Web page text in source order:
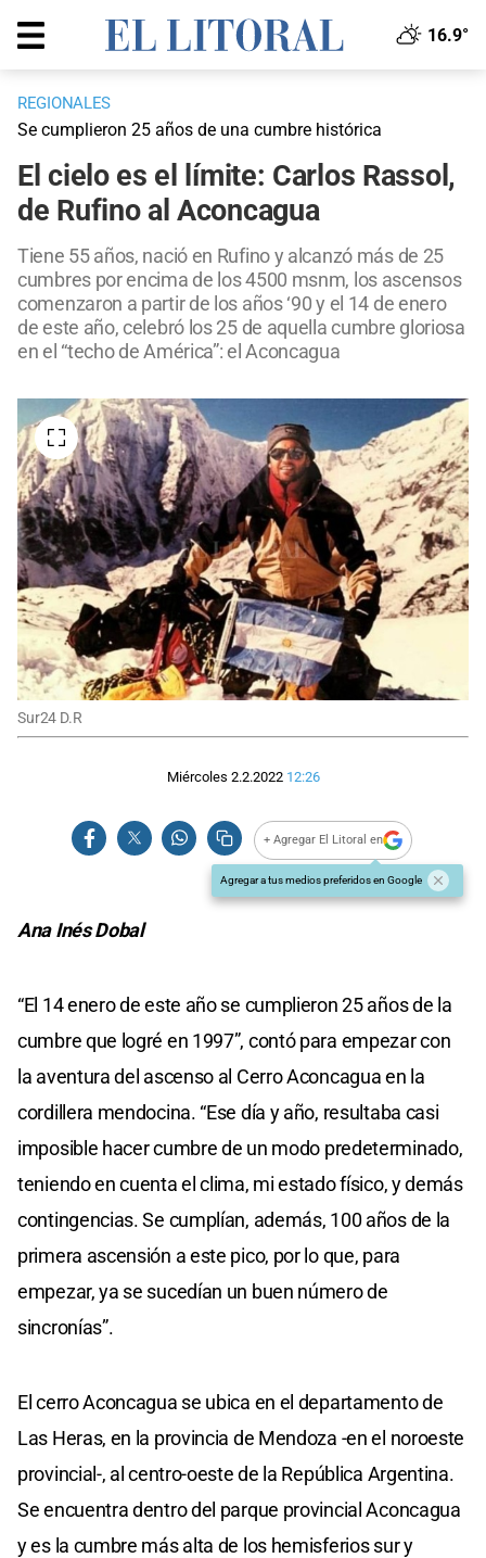
16.9°
REGIONALES
Se cumplieron 25 años de una cumbre histórica
El cielo es el límite: Carlos Rassol,
de Rufino al Aconcagua
Tiene 55 años, nació en Rufino y alcanzó más de 25
cumbres por encima de los 4500 msnm, los ascensos
comenzaron a partir de los años ‘90 y el 14 de enero
de este año, celebró los 25 de aquella cumbre gloriosa
en el “techo de América”: el Aconcagua
Sur24 D.R
Miércoles 2.2.2022 12:26
+ Agregar El Litoral en
Agregar a tus medios preferidos en Google
Ana Inés Dobal
“El 14 enero de este año se cumplieron 25 años de la
cumbre que logré en 1997”, contó para empezar con
la aventura del ascenso al Cerro Aconcagua en la
cordillera mendocina. “Ese día y año, resultaba casi
imposible hacer cumbre de un modo predeterminado,
teniendo en cuenta el clima, mi estado físico, y demás
contingencias. Se cumplían, además, 100 años de la
primera ascensión a este pico, por lo que, para
empezar, ya se sucedían un buen número de
sincronías”.
El cerro Aconcagua se ubica en el departamento de
Las Heras, en la provincia de Mendoza -en el noroeste
provincial-, al centro-oeste de la República Argentina.
Se encuentra dentro del parque provincial Aconcagua
y es la cumbre más alta de los hemisferios sur y